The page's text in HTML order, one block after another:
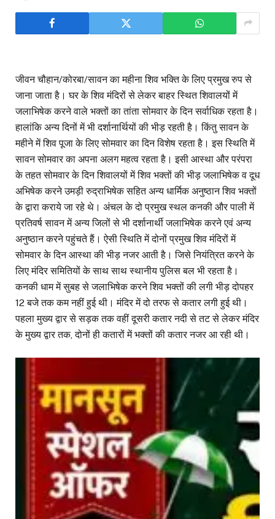
जीवन चौहान/कोरबा/सावन का महीना शिव भक्ति के लिए प्रमुख रुप से
जाना जाता है। घर के शिव मंदिरों से लेकर बाहर स्थित शिवालयों में
जलाभिषेक करने वाले भक्तों का तांता सोमवार के दिन सर्वाधिक रहता है।
हालांकि अन्य दिनों में भी दर्शानार्थियों की भीड़ रहती है। किंतु सावन के
महीने में शिव पूजा के लिए सोमवार का दिन विशेष रहता है। इस स्थिति में
सावन सोमवार का अपना अलग महत्व रहता है। इसी आस्था और परंपरा
के तहत सोमवार के दिन शिवालयों में शिव भक्तों की भीड़ जलाभिषेक व दूध
अभिषेक करने उमड़ी रुद्राभिषेक सहित अन्य धार्मिक अनुष्ठान शिव भक्तों
के द्वारा कराये जा रहे थे। अंचल के दो प्रमुख स्थल कनकी और पाली में
प्रतिवर्ष सावन में अन्य जिलों से भी दर्शानार्थी जलाभिषेक करने एवं अन्य
अनुष्ठान करने पहुंचते हैं। ऐसी स्थिति में दोनों प्रमुख शिव मंदिरों में
सोमवार के दिन आस्था की भीड़ नजर आती है। जिसे नियंत्रित करने के
लिए मंदिर समितियों के साथ साथ स्थानीय पुलिस बल भी रहता है।
कनकी धाम में सुबह से जलाभिषेक करने शिव भक्तों की लगी भीड़ दोपहर
12 बजे तक कम नहीं हुई थी। मंदिर में दो तरफ से कतार लगी हुई थी।
पहला मुख्य द्वार से सड़क तक वहीं दूसरी कतार नदी से तट से लेकर मंदिर
के मुख्य द्वार तक, दोनों ही कतारों में भक्तों की कतार नजर आ रही थी।